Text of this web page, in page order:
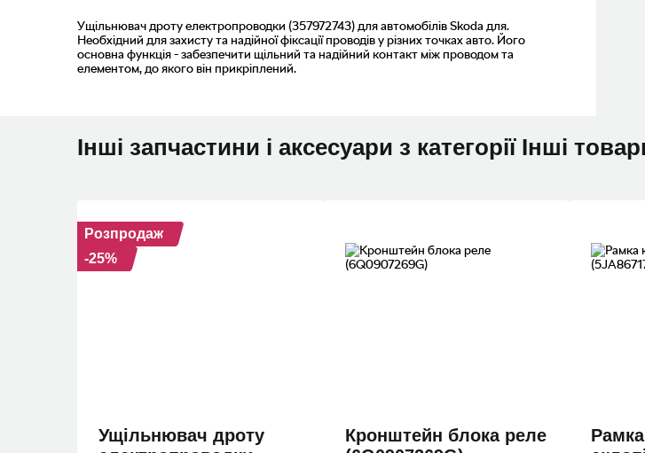
Ущільнювач дроту електропроводки (357972743) для автомобілів Skoda для.
Необхідний для захисту та надійної фіксації проводів у різних точках авто. Його
основна функція - забезпечити щільний та надійний контакт між проводом та
елементом, до якого він прикріплений.
Інші запчастини і аксесуари з категорії Інші
Розпродаж
-25%
Ущiльнювач дроту
Кронштейн блока реле